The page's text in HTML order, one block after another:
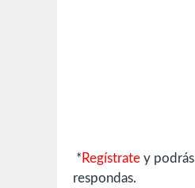
* Regístrate y podrás
respondas.